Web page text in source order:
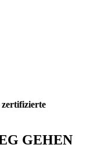
zertifizierte
GEHEN